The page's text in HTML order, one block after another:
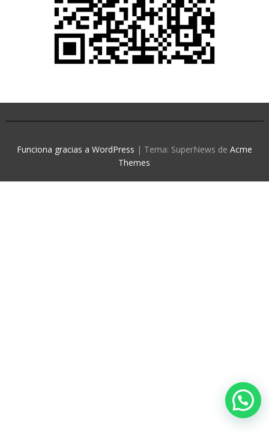
Funciona gracias a WordPress | Tema: SuperNews de Acme
Themes